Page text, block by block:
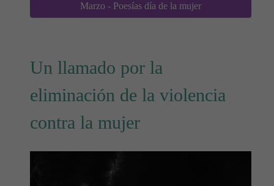
Marzo - Poesías día de la mujer
Un llamado por la
eliminación de la violencia
contra la mujer